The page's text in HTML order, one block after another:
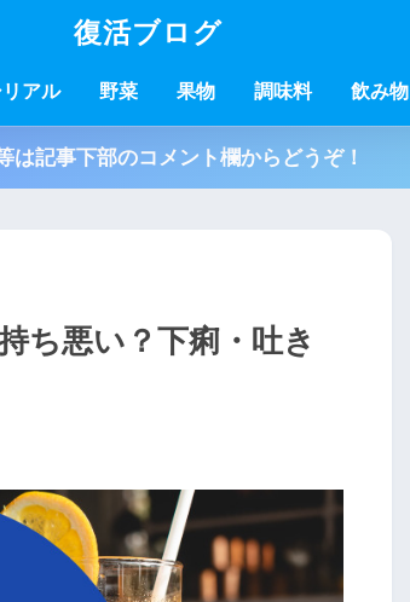
復活ブログ
アル 野菜 果物 調味料 飲み物
は記事下部のコメント欄からどうぞ！
ち悪い？下痢・吐き